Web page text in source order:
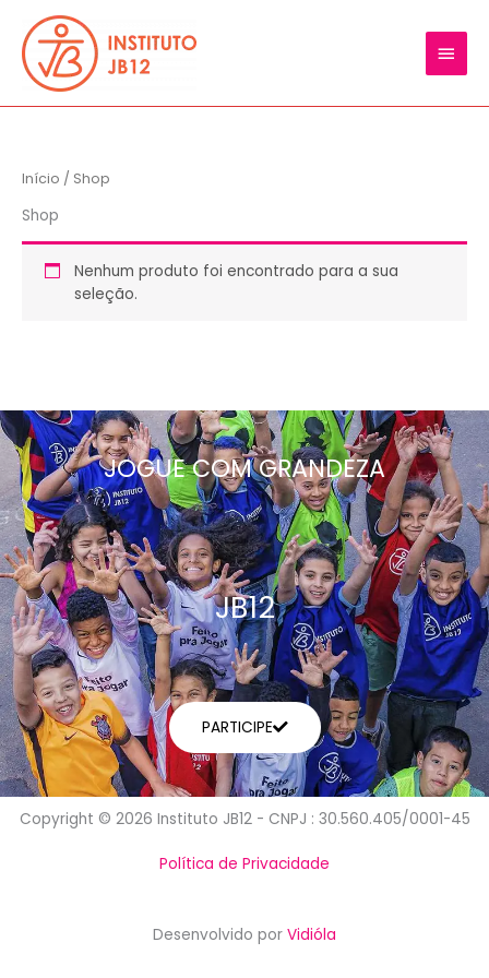
para
conteúdo
MENU
Início / Shop
Shop
Nenhum produto foi encontrado para a sua
seleção.
JOGUE COM GRANDEZA
JB12
PARTICIPE
Copyright © 2026 Instituto JB12 - CNPJ : 30.560.405/0001-45
Política de Privacidade
Desenvolvido por Vidióla